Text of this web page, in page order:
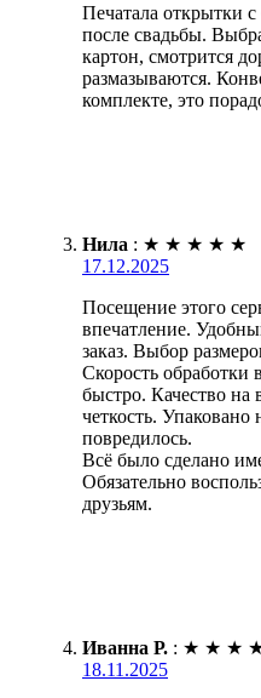
Печатала открытки с
после свадьбы.
картон, смотрится
размазываются.
комплекте, это
Нила : ★ ★ ★ ★ ★
17.12.2025
Посещение этого
впечатление.
заказ. Выбор
Скорость обработки
быстро. Качество на
четкость.
повредилось.
Всё было сделано
Обязательно
друзьям.
Иванна Р. : ★ ★ ★
18.11.2025